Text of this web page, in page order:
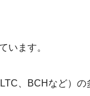
います。
、BCHなど）